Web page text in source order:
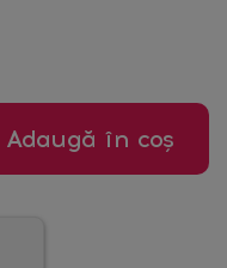
Adaugă în coș